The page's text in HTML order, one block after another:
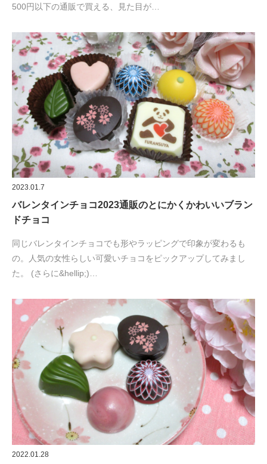
500円以下の通販で買える、見た目が…
2023.01.7
バレンタインチョコ2023通販のとにかくかわいいブラン
ドチョコ
同じバレンタインチョコでも形やラッピングで印象が変わるも
の。人気の女性らしい可愛いチョコをピックアップしてみまし
た。 (さらに&hellip;)…
2022.01.28